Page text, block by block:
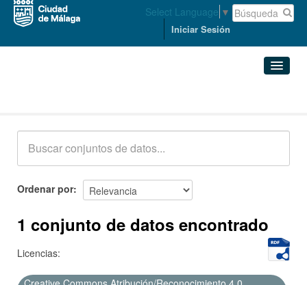
Select Language ▼
Iniciar Sesión
Acerca de
Ordenar por
1 conjunto de datos encontrado
Licencias: